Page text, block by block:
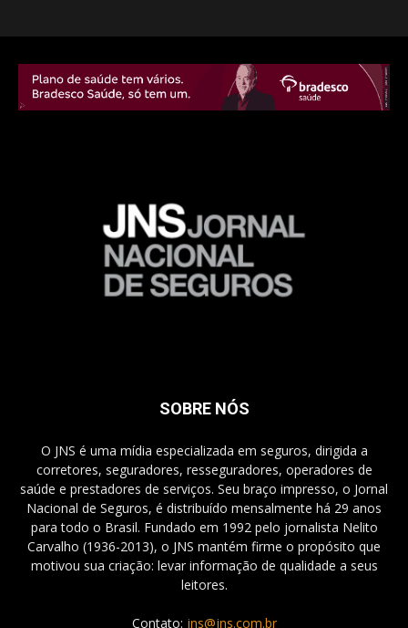
SOBRE NÓS
O JNS é uma mídia especializada em seguros, dirigida a
corretores, seguradores, resseguradores, operadores de
saúde e prestadores de serviços. Seu braço impresso, o Jornal
Nacional de Seguros, é distribuído mensalmente há 29 anos
para todo o Brasil. Fundado em 1992 pelo jornalista Nelito
Carvalho (1936-2013), o JNS mantém firme o propósito que
motivou sua criação: levar informação de qualidade a seus
leitores.
Contato: jns@jns.com.br